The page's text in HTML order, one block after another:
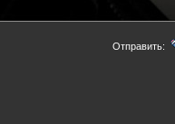
Отправить: